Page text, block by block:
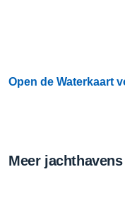
Open de Waterkaart
Meer